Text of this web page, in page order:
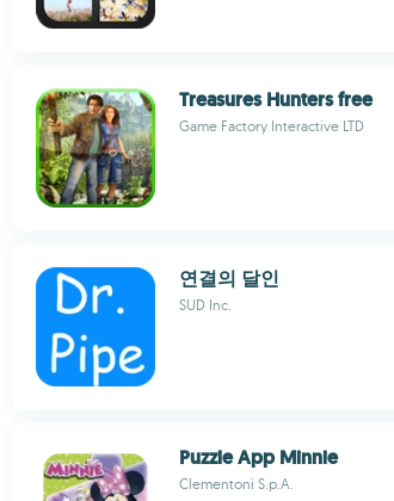
Treasures Hunters free
Game Factory Interactive LTD
연결의 달인
SUD Inc.
Puzzle App Minnie
Clementoni S.p.A.